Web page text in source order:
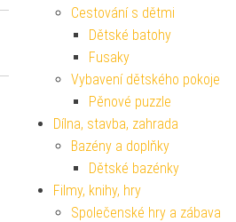
Cestování s dětmi
Dětské batohy
Fusaky
Vybavení dětského pokoje
Pěnové puzzle
Dílna, stavba, zahrada
Bazény a doplňky
Dětské bazénky
Filmy, knihy, hry
Společenské hry a zábava